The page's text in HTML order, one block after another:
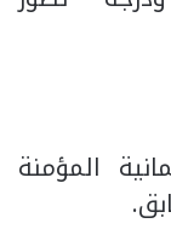
المؤمنة